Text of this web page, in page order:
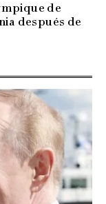
de
después de